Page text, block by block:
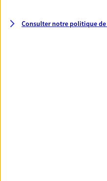
Prévoyance
Consulter notre politique de